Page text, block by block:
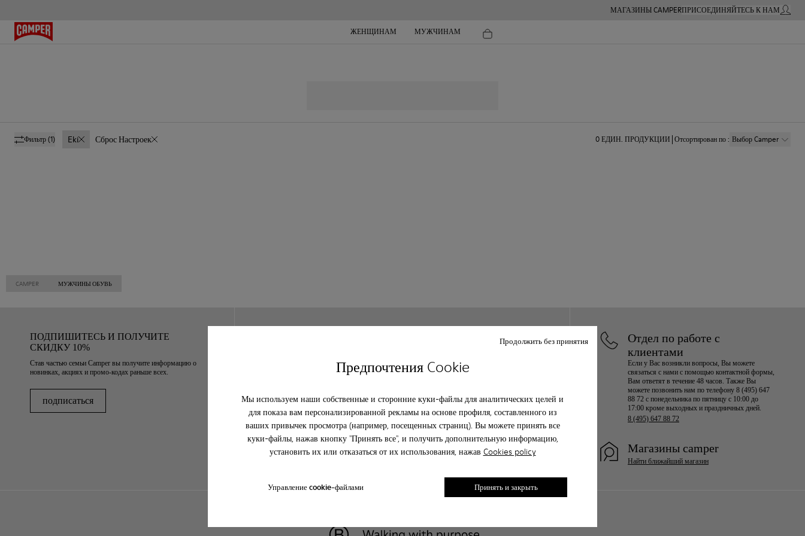
Предпочтения Cookie
Мы используем наши собственные и сторонние куки-файлы для аналитических целей и
для показа вам персонализированной рекламы на основе профиля, составленного из
ваших привычек просмотра (например, посещенных страниц). Вы можете принять все
куки-файлы, нажав кнопку "Принять все", и получить дополнительную информацию,
установить их или отказаться от их использования, нажав Cookies policy
Управление cookie-файлами
Продолжить без принятия
Принять и закрыть
МАГАЗИНЫ CAMPERПРИСОЕДИНЯЙТЕСЬ К НАММОЙ
ЖЕНЩИНАМ МУЖЧИНАМ
Фильтр(1) Eki Сброс Настроек 0ЕДИН. ПРОДУКЦИИ Отсортирован по: Выбор Camper
CAMPER МУЖЧИНЫ ОБУВЬ
ПОДПИШИТЕСЬ И ПОЛУЧИТЕ
СКИДКУ 10%
Став частью семьи Camper вы получите информацию о
новинках, акциях и промо-кодах раньше всех.
подписаться
Политика конфиденциальности
Camper together
Blog
Отдел по работе с
клиентами
Если у Вас возникли вопросы, Вы можете
связаться с нами с помощью контактной формы,
Вам ответят в течение 48 часов. Также Вы
можете позвонить нам по телефону 8 (495) 647
88 72 с понедельника по пятницу с 10:00 до
17:00 кроме выходных и праздничных дней.
8 (495) 647 88 72
Магазины camper
Найти ближайший магазин